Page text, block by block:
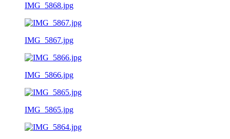
IMG_5868.jpg
IMG_5867.jpg
IMG_5866.jpg
IMG_5865.jpg